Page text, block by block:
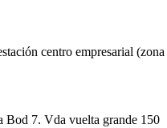
centro empresarial
Bod 7. Vda vuelta grande 150